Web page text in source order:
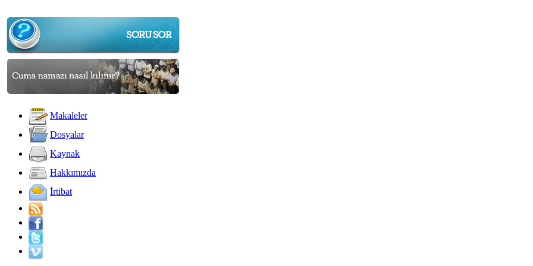
Makaleler
Dosyalar
Kaynak
Hakkımızda
İrtibat